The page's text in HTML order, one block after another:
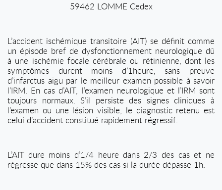
59462 LOMME Cedex
L’accident ischémique transitoire (AIT) se définit comme
un épisode bref de dysfonctionnement neurologique dû
à une ischémie focale cérébrale ou rétinienne, dont les
symptômes durent moins d’1heure, sans preuve
d’infarctus aigu par le meilleur examen possible à savoir
l’IRM. En cas d’AIT, l’examen neurologique et l’IRM sont
toujours normaux. S’il persiste des signes cliniques à
l’examen ou une lésion visible, le diagnostic retenu est
celui d’accident constitué rapidement régressif.
L’AIT dure moins d’1/4 heure dans 2/3 des cas et ne
régresse que dans 15% des cas si la durée dépasse 1h.